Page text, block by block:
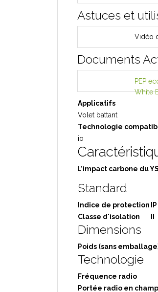
Astuces et
Vidéo
Documents
PEP
White
Applicatifs
Volet battant
Technologie
io
L’impact carbone du
Standard
Indice de protection
Classe d'isolation
II
Dimensions
Poids (sans
Technologie
Fréquence radio
Portée radio en